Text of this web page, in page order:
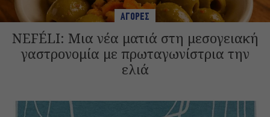
ΑΓΟΡΕΣ
NEFÉLI: Μια νέα ματιά στη μεσογειακή
γαστρονομία με πρωταγωνίστρια την
ελιά